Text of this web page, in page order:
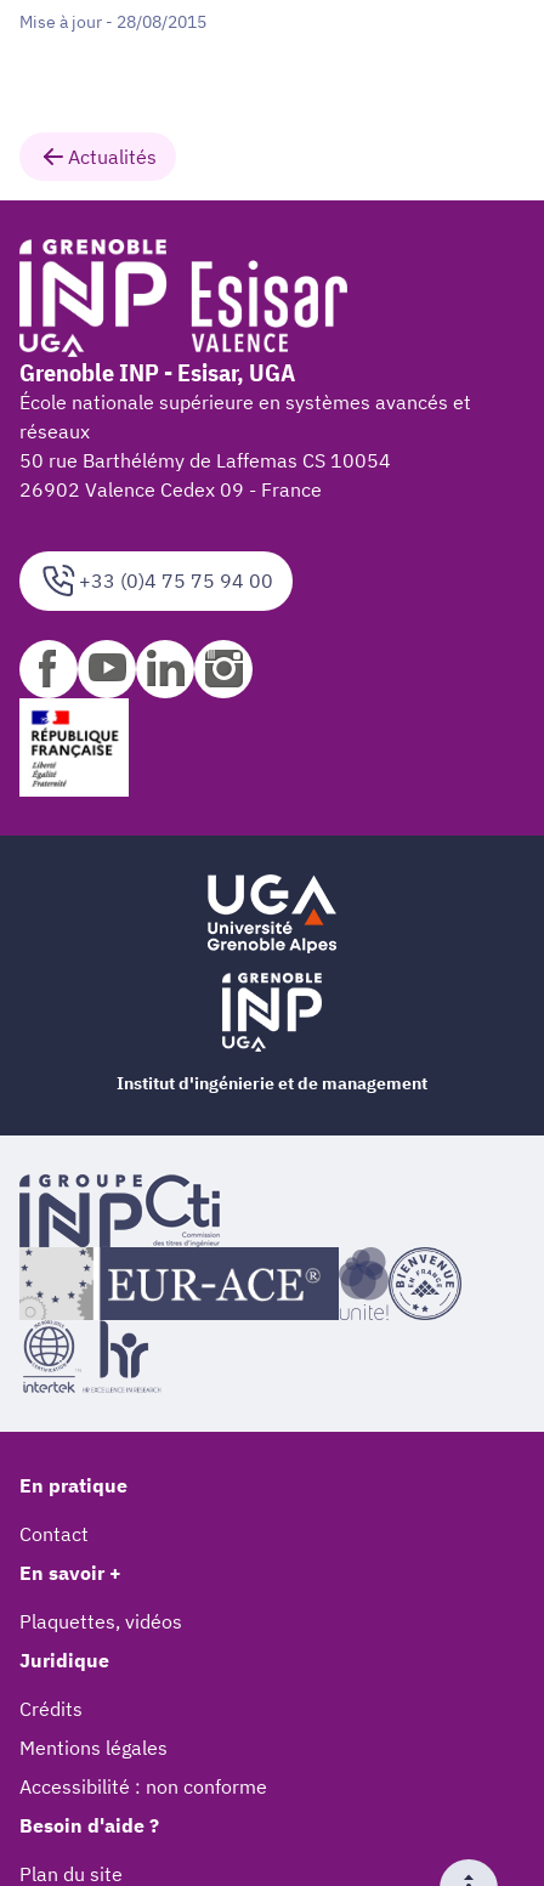
Mise à jour - 28/08/2015
Actualités
+33 (0)4 75 75 94 00
Grenoble INP - Esisar, UGA
École nationale supérieure en systèmes avancés et
réseaux
50 rue Barthélémy de Laffemas CS 10054
26902 Valence Cedex 09 - France
En pratique
Contact
En savoir +
Plaquettes, vidéos
Juridique
Crédits
Mentions légales
Accessibilité : non conforme
Besoin d'aide ?
Plan du site
Institut d'ingénierie et de management